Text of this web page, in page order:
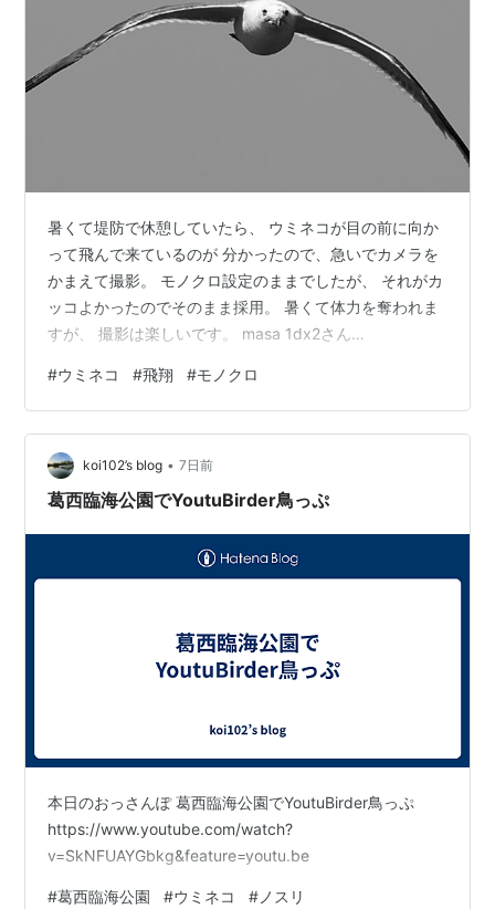
暑くて堤防で休憩していたら、 ウミネコが目の前に向か
って飛んで来ているのが 分かったので、急いでカメラを
かまえて撮影。 モノクロ設定のままでしたが、 それがカ
ッコよかったのでそのまま採用。 暑くて体力を奪われま
すが、 撮影は楽しいです。 masa 1dx2さん
売しています。宜しければご覧ください。) にほんブログ
村 にほんブログ村 ランキング参加中カメラ越しの世界
ランキング参加中鳥が好きな人たち
#ウミネコ #飛翔 #モノクロ
koi102’s blog • 7日前
葛西臨海公園でYoutuBirder鳥っぷ
本日のおっさんぽ 葛西臨海公園でYoutuBirder鳥っぷ
https://www.youtube.com/watch?
v=SkNFUAYGbkg&feature=youtu.be
#葛西臨海公園 #ウミネコ # ノスリ